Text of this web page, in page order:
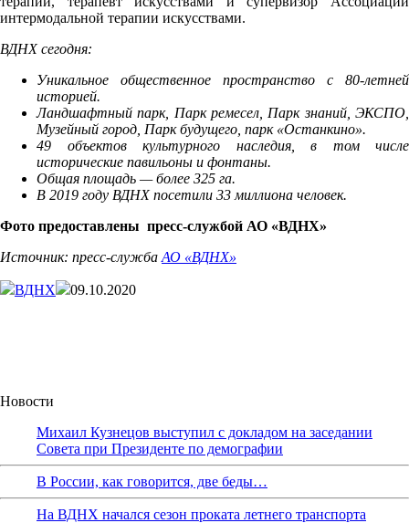
интермодальной терапии искусствами.
ВДНХ сегодня:
Уникальное общественное пространство с 80-летней
историей.
Ландшафтный парк, Парк ремесел, Парк знаний, ЭКСПО,
Музейный город, Парк будущего, парк «Останкино».
49 объектов культурного наследия, в том числе
исторические павильоны и фонтаны.
Общая площадь — более 325 га.
В 2019 году ВДНХ посетили 33 миллиона человек.
Фото предоставлены пресс-службой АО «ВДНХ»
Источник: пресс-служба АО «ВДНХ»
ВДНХ 09.10.2020
Новости
Михаил Кузнецов выступил с докладом на заседании
Совета при Президенте по демографии
В России, как говорится, две беды…
На ВДНХ начался сезон проката летнего транспорта